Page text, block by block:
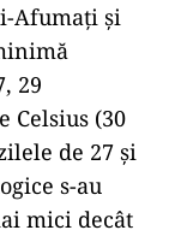
Afumaţi şi
29
Celsius (30
de 27 şi
s-au
mici decât